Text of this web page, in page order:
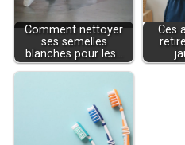
Comment nettoyer
ses semelles
blanches pour les…
Ces